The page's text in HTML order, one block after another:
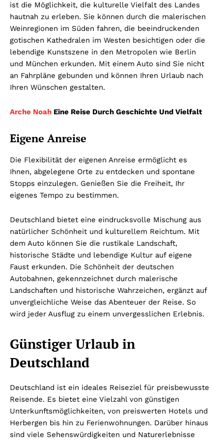
ist die Möglichkeit, die kulturelle Vielfalt des Landes
hautnah zu erleben. Sie können durch die malerischen
Weinregionen im Süden fahren, die beeindruckenden
gotischen Kathedralen im Westen besichtigen oder die
lebendige Kunstszene in den Metropolen wie Berlin
und München erkunden. Mit einem Auto sind Sie nicht
an Fahrpläne gebunden und können Ihren Urlaub nach
Ihren Wünschen gestalten.
Arche Noah Eine Reise Durch Geschichte Und Vielfalt
Eigene Anreise
Die Flexibilität der eigenen Anreise ermöglicht es
Ihnen, abgelegene Orte zu entdecken und spontane
Stopps einzulegen. Genießen Sie die Freiheit, Ihr
eigenes Tempo zu bestimmen.
Deutschland bietet eine eindrucksvolle Mischung aus
natürlicher Schönheit und kulturellem Reichtum. Mit
dem Auto können Sie die rustikale Landschaft,
historische Städte und lebendige Kultur auf eigene
Faust erkunden. Die Schönheit der deutschen
Autobahnen, gekennzeichnet durch malerische
Landschaften und historische Wahrzeichen, ergänzt auf
unvergleichliche Weise das Abenteuer der Reise. So
wird jeder Ausflug zu einem unvergesslichen Erlebnis.
Günstiger Urlaub in
Deutschland
Deutschland ist ein ideales Reiseziel für preisbewusste
Reisende. Es bietet eine Vielzahl von günstigen
Unterkunftsmöglichkeiten, von preiswerten Hotels und
Herbergen bis hin zu Ferienwohnungen. Darüber hinaus
sind viele Sehenswürdigkeiten und Naturerlebnisse